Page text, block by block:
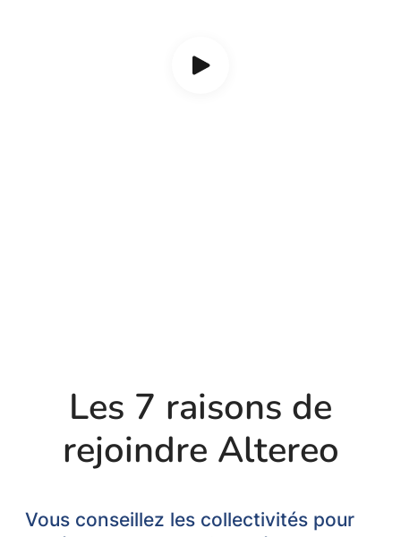
Les 7 raisons de
rejoindre Altereo
Vous conseillez les collectivités pour